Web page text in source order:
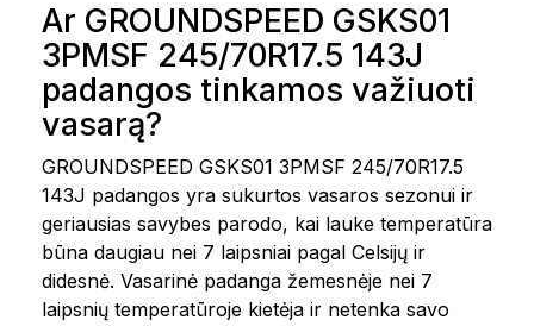
Ar GROUNDSPEED GSKS01
3PMSF 245/70R17.5 143J
padangos tinkamos važiuoti
vasarą?
GROUNDSPEED GSKS01 3PMSF 245/70R17.5
143J padangos yra sukurtos vasaros sezonui ir
geriausias savybes parodo, kai lauke temperatūra
būna daugiau nei 7 laipsniai pagal Celsijų ir
didesnė. Vasarinė padanga žemesnėje nei 7
laipsnių temperatūroje kietėja ir netenka savo